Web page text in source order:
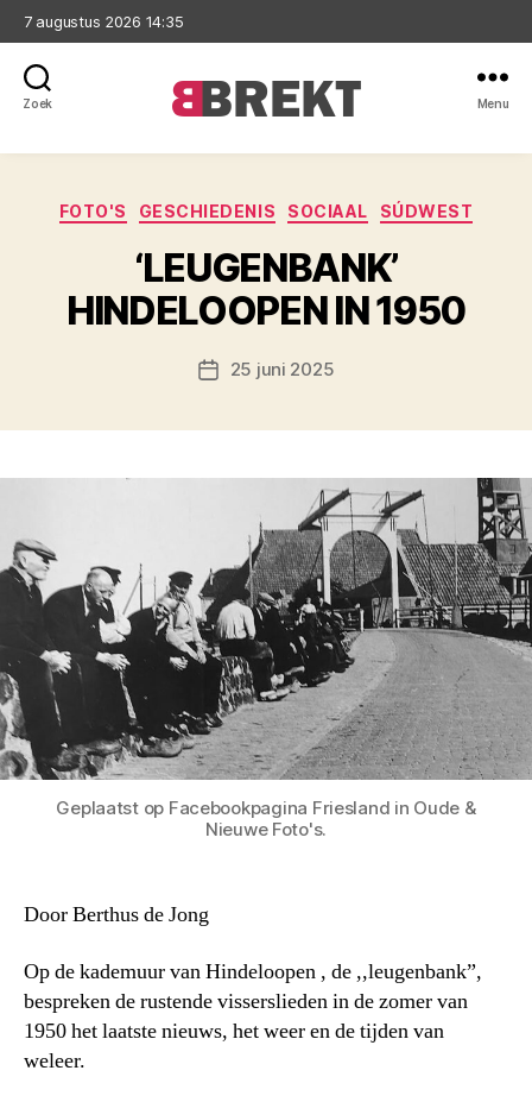
7 augustus 2026 14:35
Zoek Menu
Categorieën
FOTO'S GESCHIEDENIS SOCIAAL SÚDWEST
‘LEUGENBANK’
HINDELOOPEN IN 1950
Berichtdatum
25 juni 2025
Geplaatst op Facebookpagina Friesland in Oude &
Nieuwe Foto's.
Door Berthus de Jong
Op de kademuur van Hindeloopen , de ,,leugenbank”,
bespreken de rustende visserslieden in de zomer van
1950 het laatste nieuws, het weer en de tijden van
weleer.